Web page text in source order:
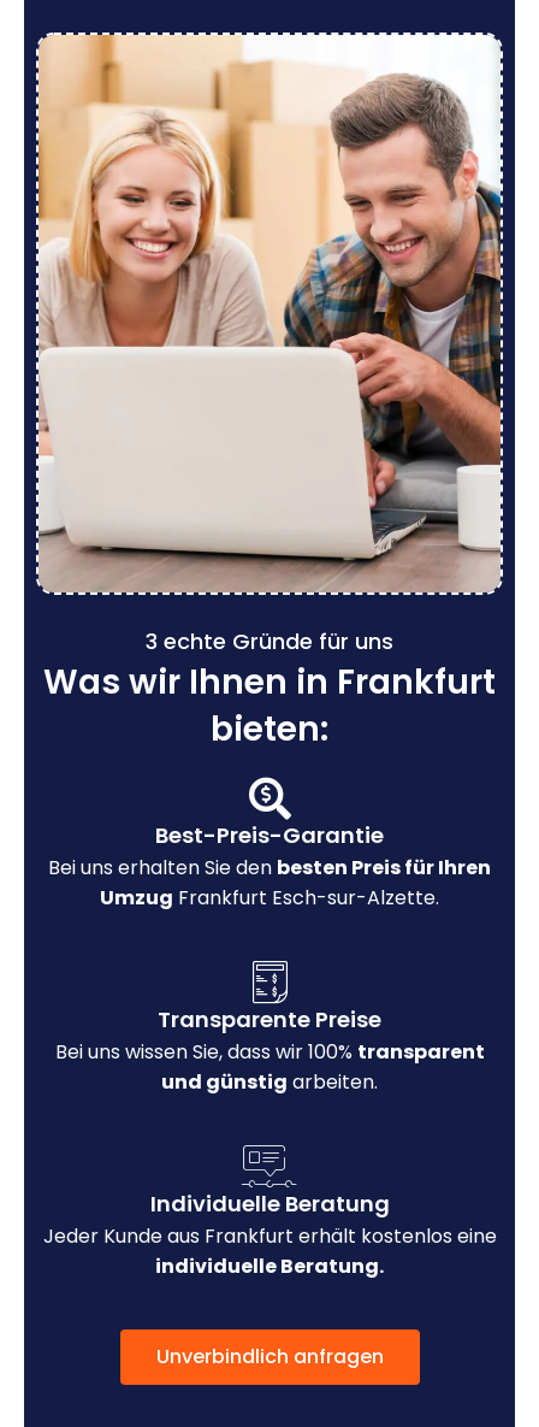
3 echte Gründe für uns
Was wir Ihnen in Frankfurt
bieten:
Best-Preis-Garantie
Bei uns erhalten Sie den besten Preis für Ihren
Umzug Frankfurt Esch-sur-Alzette.
Transparente Preise
Bei uns wissen Sie, dass wir 100% transparent
und günstig arbeiten.
Individuelle Beratung
Jeder Kunde aus Frankfurt erhält kostenlos eine
individuelle Beratung.
Unverbindlich anfragen